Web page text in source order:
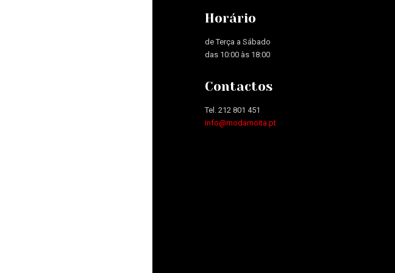
Horário
de Terça a Sábado
das 10:00 às 18:00
Contactos
Tel. 212 801 451
info@modamoita.pt